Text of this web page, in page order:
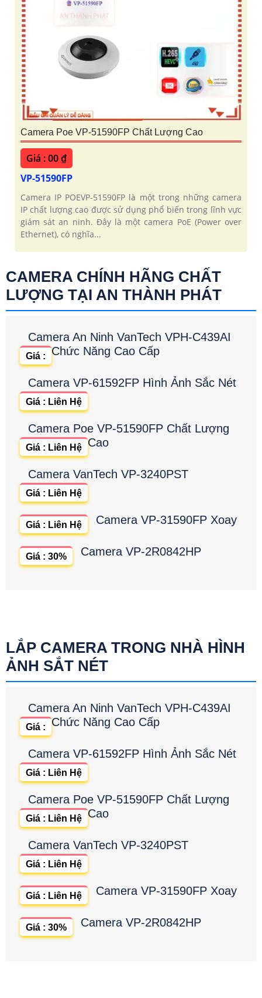
Camera Poe VP-51590FP Chất Lượng Cao
Giá : 00 ₫
VP-51590FP
Camera IP POEVP-51590FP là một trong những camera
IP chất lượng cao được sử dụng phổ biến trong lĩnh vực
giám sát an ninh. Đây là một camera PoE (Power over
Ethernet), có nghĩa...
CAMERA CHÍNH HÃNG CHẤT
LƯỢNG TẠI AN THÀNH PHÁT
Camera An Ninh VanTech VPH-C439AI
Chức Năng Cao Cấp
Giá :
Camera VP-61592FP Hình Ảnh Sắc Nét
Giá : Liên Hệ
Camera Poe VP-51590FP Chất Lượng
Cao
Giá : Liên Hệ
Camera VanTech VP-3240PST
Giá : Liên Hệ
Camera VP-31590FP Xoay
Giá : Liên Hệ
Camera VP-2R0842HP
Giá : 30%
LẮP CAMERA TRONG NHÀ HÌNH
ẢNH SẮT NÉT
Camera An Ninh VanTech VPH-C439AI
Chức Năng Cao Cấp
Giá :
Camera VP-61592FP Hình Ảnh Sắc Nét
Giá : Liên Hệ
Camera Poe VP-51590FP Chất Lượng
Cao
Giá : Liên Hệ
Camera VanTech VP-3240PST
Giá : Liên Hệ
Camera VP-31590FP Xoay
Giá : Liên Hệ
Camera VP-2R0842HP
Giá : 30%